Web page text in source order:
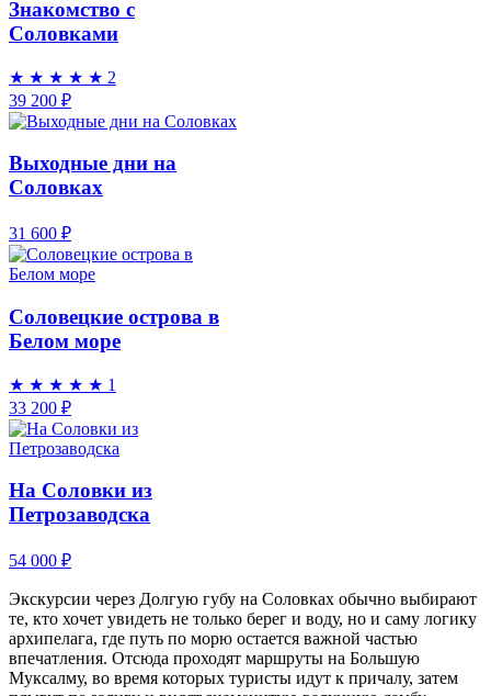
Знакомство с
Соловками
★ ★ ★ ★ ★ 2
39 200 ₽
Выходные дни на
Соловках
31 600 ₽
Соловецкие острова в
Белом море
★ ★ ★ ★ ★ 1
33 200 ₽
На Соловки из
Петрозаводска
54 000 ₽
Экскурсии через Долгую губу на Соловках обычно выбирают
те, кто хочет увидеть не только берег и воду, но и саму логику
архипелага, где путь по морю остается важной частью
впечатления. Отсюда проходят маршруты на Большую
Муксалму, во время которых туристы идут к причалу, затем